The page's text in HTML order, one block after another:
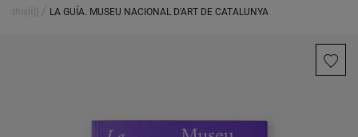
this[t]} / LA GUÍA. MUSEU NACIONAL D'ART DE CATALUNYA